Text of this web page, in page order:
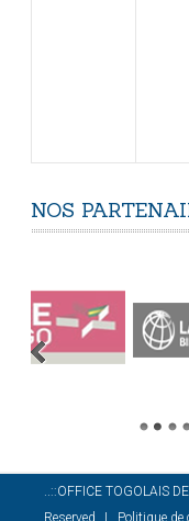
NOS
..::OFFICE TOGOLAIS
Reserved
Politique de